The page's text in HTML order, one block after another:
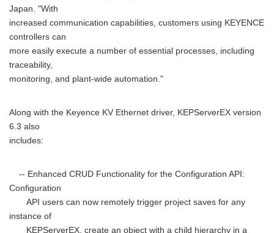
Japan. "With
increased communication capabilities, customers using KEYENCE
controllers can
more easily execute a number of essential processes, including
traceability,
monitoring, and plant-wide automation."
Along with the Keyence KV Ethernet driver, KEPServerEX version
6.3 also
includes:
-- Enhanced CRUD Functionality for the Configuration API:
Configuration
API users can now remotely trigger project saves for any
instance of
KEPServerEX, create an object with a child hierarchy in a